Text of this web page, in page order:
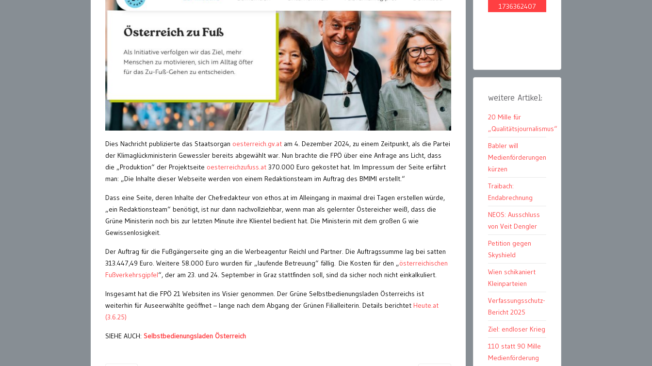
Dies Nachricht publizierte das Staatsorgan oesterreich.gv.at am 4. Dezember 2024, zu einem Zeitpunkt, als die Partei
der Klimaglückministerin Gewessler bereits abgewählt war. Nun brachte die FPÖ über eine Anfrage ans Licht, dass
die „Produktion“ der Projektseite oesterreichzufuss.at 370.000 Euro gekostet hat. Im Impressum der Seite erfährt
man: „Die Inhalte dieser Webseite werden von einem Redaktionsteam im Auftrag des BMIMI erstellt.“
Dass eine Seite, deren Inhalte der Chefredakteur von ethos.at im Alleingang in maximal drei Tagen erstellen würde,
„ein Redaktionsteam“ benötigt, ist nur dann nachvollziehbar, wenn man als gelernter Östereicher weiß, dass die
Grüne Ministerin noch bis zur letzten Minute ihre Klientel bedient hat. Die Ministerin mit dem großen G wie
Gewissenlosigkeit.
Der Auftrag für die Fußgängerseite ging an die Werbeagentur Reichl und Partner. Die Auftragssumme lag bei satten
313.447,49 Euro. Weitere 58.000 Euro wurden für „laufende Betreuung“ fällig. Die Kosten für den „österreichischen
Fußverkehrsgipfel“, der am 23. und 24. September in Graz stattfinden soll, sind da sicher noch nicht einkalkuliert.
Insgesamt hat die FPÖ 21 Websiten ins Visier genommen. Der Grüne Selbstbedienungsladen Österreichs ist
weiterhin für Auseerwählte geöffnet – lange nach dem Abgang der Grünen Filialleiterin. Details berichtet Heute.at
(3.6.25)
SIEHE AUCH: Selbstbedienungsladen Österreich
1736362407
weitere Artikel:
20 Mille für
„Qualitätsjournalismus“
Babler will
Medienförderungen
kürzen
Traibach:
Endabrechnung
NEOS: Ausschluss
von Veit Dengler
Petition gegen
Skyshield
Wien schikaniert
Kleinparteien
Verfassungsschutz-
Bericht 2025
Ziel: endloser Krieg
110 statt 90 Mille
Medienförderung